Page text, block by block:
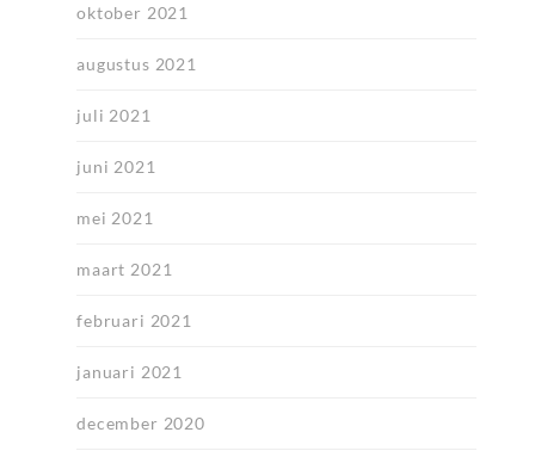
oktober 2021
augustus 2021
juli 2021
juni 2021
mei 2021
maart 2021
februari 2021
januari 2021
december 2020